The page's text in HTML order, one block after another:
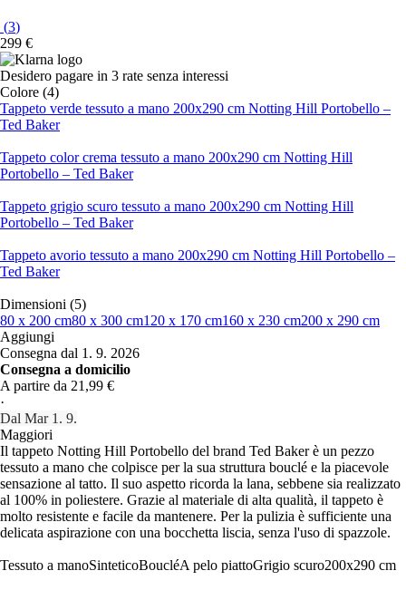
(3)
299 €
Desidero pagare in 3 rate senza interessi
Colore (4)
Tappeto verde tessuto a mano 200x290 cm Notting Hill Portobello –
Ted Baker
Tappeto color crema tessuto a mano 200x290 cm Notting Hill
Portobello – Ted Baker
Tappeto grigio scuro tessuto a mano 200x290 cm Notting Hill
Portobello – Ted Baker
Tappeto avorio tessuto a mano 200x290 cm Notting Hill Portobello –
Ted Baker
Dimensioni (5)
80 x 200 cm80 x 300 cm120 x 170 cm160 x 230 cm200 x 290 cm
Aggiungi
Consegna dal 1. 9. 2026
Consegna a domicilio
A partire da 21,99 €
·
Dal Mar 1. 9.
Maggiori
Il tappeto Notting Hill Portobello del brand Ted Baker è un pezzo
tessuto a mano che colpisce per la sua struttura bouclé e la piacevole
sensazione al tatto. Il suo aspetto ricorda la lana, sebbene sia realizzato
al 100% in poliestere. Grazie al materiale di alta qualità, il tappeto è
molto resistente e facile da mantenere. Per la pulizia è sufficiente una
delicata aspirazione con una bocchetta liscia, senza l'uso di spazzole.
Tessuto a manoSinteticoBoucléA pelo piattoGrigio scuro200x290 cm